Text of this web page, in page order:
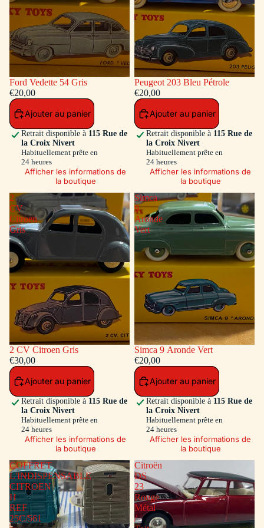
Ford Vedette 54 Gris
€20,00
Ajouter au panier
Retrait disponible à 115 Rue de
la Croix Nivert
Habituellement prête en
24 heures
Afficher les informations de
la boutique
Peugeot 203 Bleu Pétrole
€20,00
Ajouter au panier
Retrait disponible à 115 Rue de
la Croix Nivert
Habituellement prête en
24 heures
Afficher les informations de
la boutique
2
CV
Citroen
Gris
2 CV Citroen Gris
€30,00
Ajouter au panier
Retrait disponible à 115 Rue de
la Croix Nivert
Habituellement prête en
24 heures
Afficher les informations de
la boutique
Simca
9
Aronde
Vert
Simca 9 Aronde Vert
€20,00
Ajouter au panier
Retrait disponible à 115 Rue de
la Croix Nivert
Habituellement prête en
24 heures
Afficher les informations de
la boutique
COFFRET
L'INDISPENSABLE
CITROEN
H
REF
25C/561
Citroën
DS
23
Rouge
Métal
/